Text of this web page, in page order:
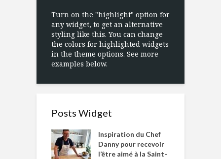
Turn on the "highlight" option for
any widget, to get an alternative
styling like this. You can change
the colors for highlighted widgets
in the theme options. See more
examples below.
Posts Widget
Inspiration du Chef
Danny pour recevoir
l’être aimé à la Saint-